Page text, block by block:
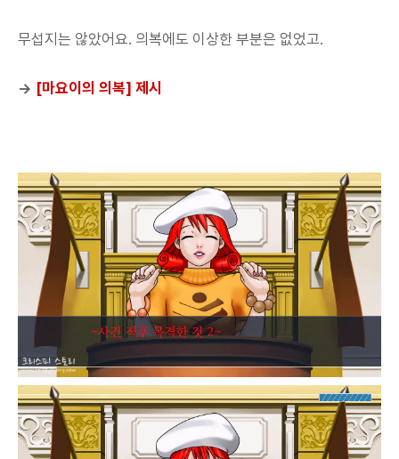
무섭지는 않았어요. 의복에도 이상한 부분은 없었고.
→ [마요이의 의복] 제시